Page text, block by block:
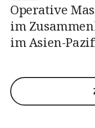
Operative
im
im Asien-